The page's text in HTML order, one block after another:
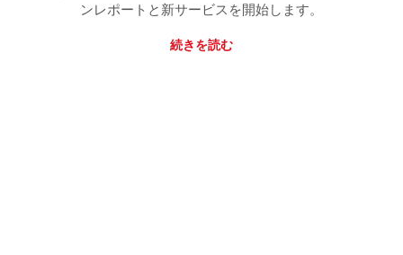
ンレポートと新サービスを開始します。
続きを読む